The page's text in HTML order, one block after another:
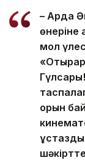
– Ардақ
өнеріне
мол
қорын